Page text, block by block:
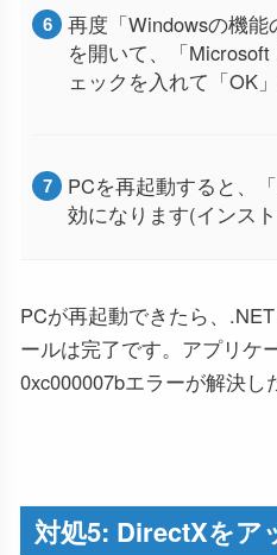
再度「Windowsの機能
を開いて、「
ェックを入れて「OK
PCを再起動すると、
効になります(インスト
PCが再起動できたら、
ールは完了です。アプリケ
0xc000007bエラーが解決し
対処5: DirectXをア